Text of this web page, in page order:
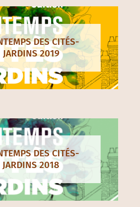
DES CITÉS-
JARDINS 2019
DES CITÉS-
JARDINS 2018